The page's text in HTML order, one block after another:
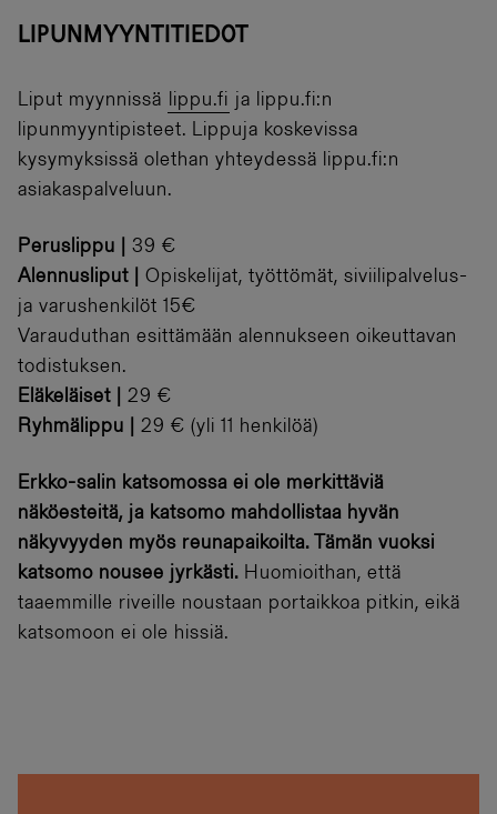
LIPUNMYYNTITIEDOT
Liput myynnissä lippu.fi ja lippu.fi:n
lipunmyyntipisteet. Lippuja koskevissa
kysymyksissä olethan yhteydessä lippu.fi:n
asiakaspalveluun.
Peruslippu | 39 €
Alennusliput
Opiskelijat, työttömät, siviilipalvelus-
ja varushenkilöt 15€
Varauduthan esittämään alennukseen oikeuttavan
todistuksen.
Eläkeläiset | 29 €
Ryhmälippu | 29 € (yli 11 henkilöä)
Erkko-salin katsomossa ei ole merkittäviä
näköesteitä, ja katsomo mahdollistaa hyvän
näkyvyyden myös reunapaikoilta. Tämän vuoksi
katsomo nousee jyrkästi. Huomioithan, että
taaemmille riveille noustaan portaikkoa pitkin, eikä
katsomoon ei ole hissiä.